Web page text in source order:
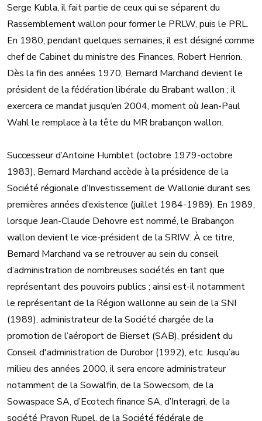
Serge Kubla, il fait partie de ceux qui se séparent du
Rassemblement wallon pour former le PRLW, puis le PRL.
En 1980, pendant quelques semaines, il est désigné comme
chef de Cabinet du ministre des Finances, Robert Henrion.
Dès la fin des années 1970, Bernard Marchand devient le
président de la fédération libérale du Brabant wallon ; il
exercera ce mandat jusqu’en 2004, moment où Jean-Paul
Wahl le remplace à la tête du MR brabançon wallon.
Successeur d’Antoine Humblet (octobre 1979-octobre
1983), Bernard Marchand accède à la présidence de la
Société régionale d’Investissement de Wallonie durant ses
premières années d’existence (juillet 1984-1989). En 1989,
lorsque Jean-Claude Dehovre est nommé, le Brabançon
wallon devient le vice-président de la SRIW. À ce titre,
Bernard Marchand va se retrouver au sein du conseil
d’administration de nombreuses sociétés en tant que
représentant des pouvoirs publics ; ainsi est-il notamment
le représentant de la Région wallonne au sein de la SNI
(1989), administrateur de la Société chargée de la
promotion de l’aéroport de Bierset (SAB), président du
Conseil d'administration de Durobor (1992), etc. Jusqu’au
milieu des années 2000, il sera encore administrateur
notamment de la Sowalfin, de la Sowecsom, de la
Sowaspace SA, d’Ecotech finance SA, d’Interagri, de la
société Prayon Rupel, de la Société fédérale de